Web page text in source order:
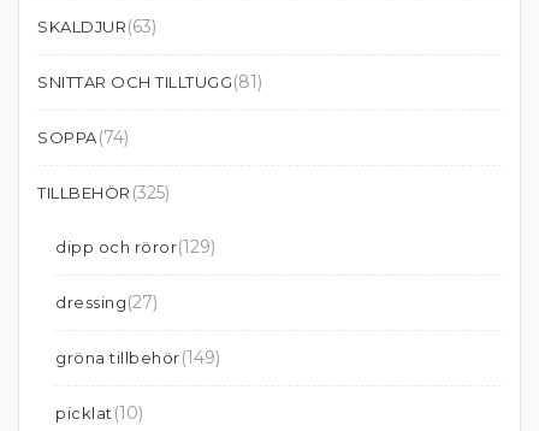
SKALDJUR(63)
SNITTAR OCH TILLTUGG(81)
SOPPA(74)
TILLBEHÖR (325)
dipp och röror(129)
dressing(27)
gröna tillbehör(149)
picklat (10)